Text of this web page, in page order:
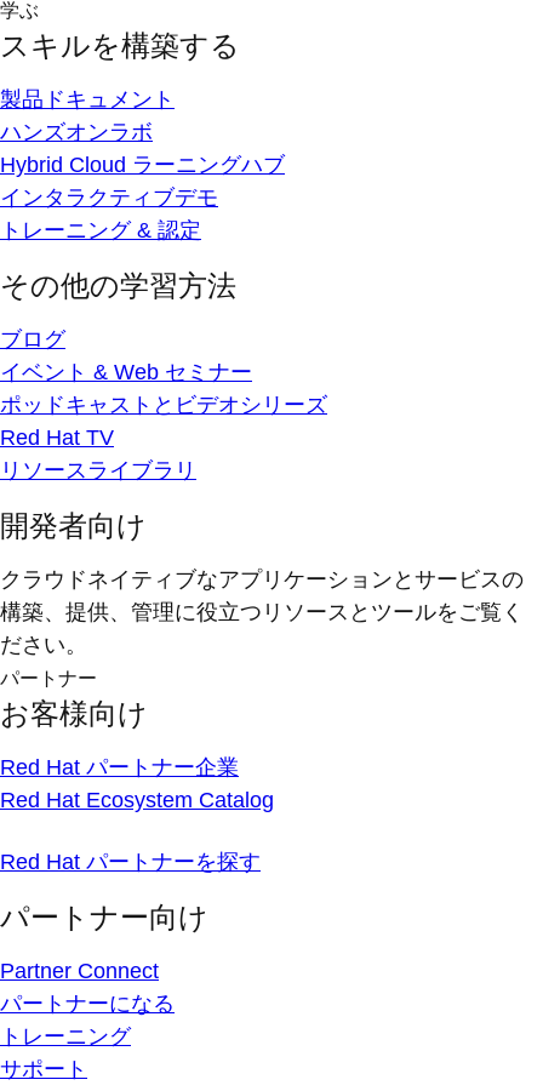
学ぶ
スキルを構築する
製品ドキュメント
ハンズオンラボ
Hybrid Cloud ラーニングハブ
インタラクティブデモ
トレーニング & 認定
その他の学習方法
ブログ
イベント & Web セミナー
ポッドキャストとビデオシリーズ
Red Hat TV
リソースライブラリ
開発者向け
クラウドネイティブなアプリケーションとサービスの
構築、提供、管理に役立つリソースとツールをご覧く
ださい。
パートナー
お客様向け
Red Hat パートナー企業
Red Hat Ecosystem Catalog
Red Hat パートナーを探す
パートナー向け
Partner Connect
パートナーになる
トレーニング
サポート